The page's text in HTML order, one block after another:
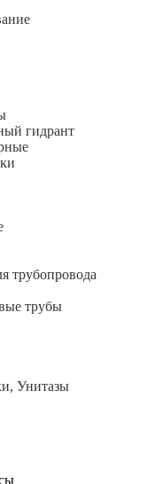
гидрант
трубопровода
трубы
Унитазы